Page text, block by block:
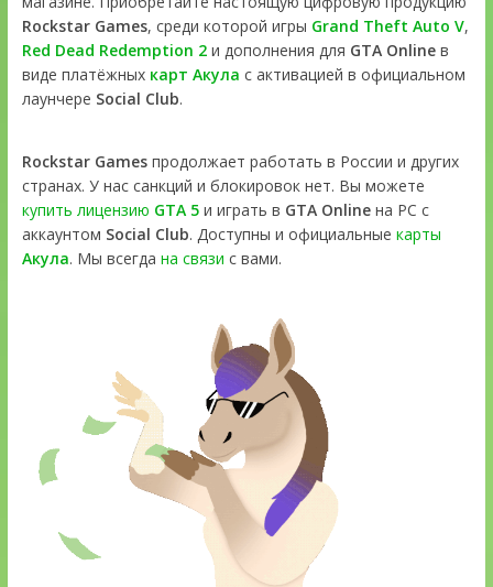
Rockstar Games, среди которой игры Grand Theft Auto V,
Red Dead Redemption 2и дополнения для GTA Onlineв
виде платёжных карт Акула с активацией в официальном
лаунчере Social Club.
Rockstar Gamesпродолжает работать в России и других
странах. У нас санкций и блокировок нет. Вы можете
купить лицензию GTA 5и играть в GTA Onlineна PC с
аккаунтом Social Club. Доступны и официальные карты
Акула. Мы всегда на связи с вами.